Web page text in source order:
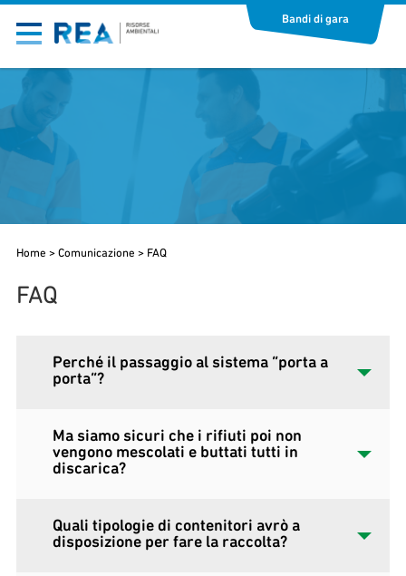
Bandi di gara
Home > Comunicazione > FAQ
FAQ
Perché il passaggio al sistema “porta a
porta”?
Ma siamo sicuri che i rifiuti poi non
vengono mescolati e buttati tutti in
discarica?
Quali tipologie di contenitori avrò a
disposizione per fare la raccolta?